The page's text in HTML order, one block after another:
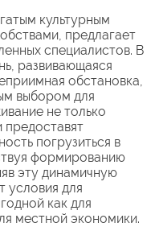
культурным
предлагает
специалистов. В
развивающаяся
обстановка,
выбором для
не только
предоставят
погрузиться в
формированию
эту динамичную
условия для
как для
местной экономики.